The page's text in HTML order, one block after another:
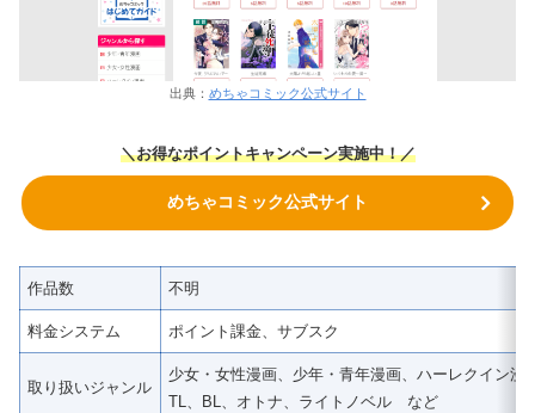
出典： めちゃコミック公式サイト
＼お得なポイントキャンペーン実施中！／
めちゃコミック公式サイト
作品数 不明
料金システム ポイント課金、サブスク
取り扱いジャンル
少女・女性漫画、少年・青年漫画、ハーレクイン漫
TL、BL、オトナ、ライトノベル など